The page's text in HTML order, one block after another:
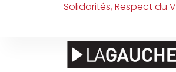
Solidarités, Respect du